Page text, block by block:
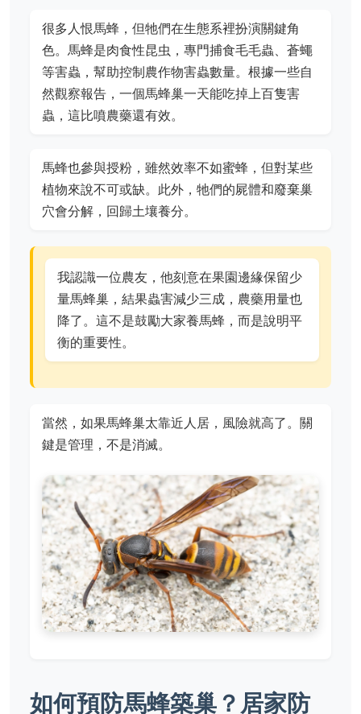
很多人恨馬蜂，但牠們在生態系裡扮演關鍵角
色。馬蜂是肉食性昆虫，專門捕食毛毛蟲、蒼蠅
等害蟲，幫助控制農作物害蟲數量。根據一些自
然觀察報告，一個馬蜂巢一天能吃掉上百隻害
蟲，這比噴農藥還有效。
馬蜂也參與授粉，雖然效率不如蜜蜂，但對某些
植物來說不可或缺。此外，牠們的屍體和廢棄巢
穴會分解，回歸土壤養分。
我認識一位農友，他刻意在果園邊緣保留少
量馬蜂巢，結果蟲害減少三成，農藥用量也
降了。這不是鼓勵大家養馬蜂，而是說明平
衡的重要性。
當然，如果馬蜂巢太靠近人居，風險就高了。關
鍵是管理，不是消滅。
如何預防馬蜂築巢？居家防